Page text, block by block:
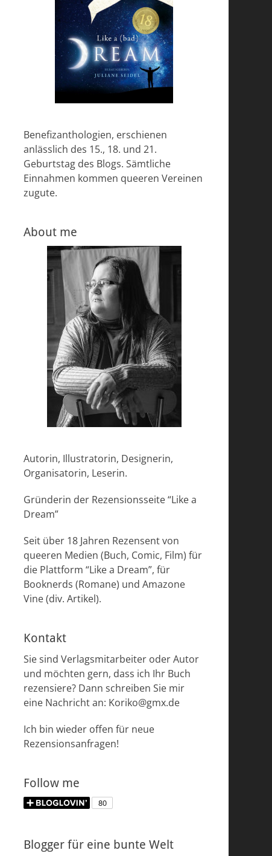
Benefizanthologien, erschienen
anlässlich des 15., 18. und 21.
Geburtstag des Blogs. Sämtliche
Einnahmen kommen queeren Vereinen
zugute.
About me
Autorin, Illustratorin, Designerin,
Organisatorin, Leserin.
Gründerin der Rezensionsseite “Like a
Dream”
Seit über 18 Jahren Rezensent von
queeren Medien (Buch, Comic, Film) für
die Plattform “Like a Dream”, für
Booknerds (Romane) und Amazone
Vine (div. Artikel).
Kontakt
Sie sind Verlagsmitarbeiter oder Autor
und möchten gern, dass ich Ihr Buch
rezensiere? Dann schreiben Sie mir
eine Nachricht an: Koriko@gmx.de
Ich bin wieder offen für neue
Rezensionsanfragen!
Follow me
Blogger für eine bunte Welt